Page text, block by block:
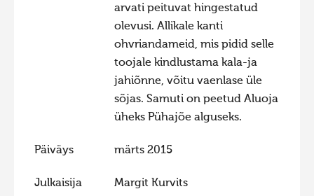
Hiite kuvavõistlus 2018
Hiite kuvavõistlus 2017
Hiite kuvavõistlus 2016
Hiite kuvavõistlus 2015
Hiite kuvavõistlus 2014
Hiite kuvavõistlus 2011
arvati peituvat hingestatud
olevusi. Allikale kanti
ohvriandameid, mis pidid selle
toojale kindlustama kala-ja
jahiõnne, võitu vaenlase üle
sõjas. Samuti on peetud Aluoja
üheks Pühajõe alguseks.
Päiväys märts 2015
Julkaisija Margit Kurvits